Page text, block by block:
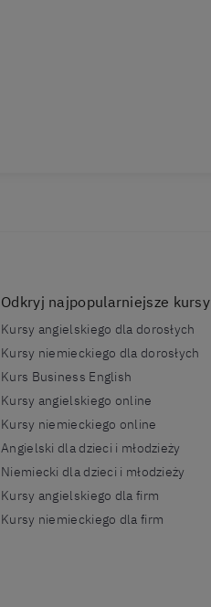
Odkryj najpopularniejsze kursy
Kursy angielskiego dla dorosłych
Kursy niemieckiego dla dorosłych
Kurs Business English
Kursy angielskiego online
Kursy niemieckiego online
Angielski dla dzieci i młodzieży
Niemiecki dla dzieci i młodzieży
Kursy angielskiego dla firm
Kursy niemieckiego dla firm